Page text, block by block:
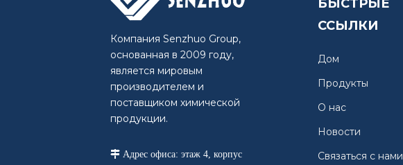
Компания Senzhuo Group,
основанная в 2009 году,
является мировым
производителем и
поставщиком химической
продукции.
 Адрес офиса: этаж 4, корпус
БЫСТРЫЕ
ССЫЛКИ
Дом
Продукты
О нас
Новости
Связаться с нами